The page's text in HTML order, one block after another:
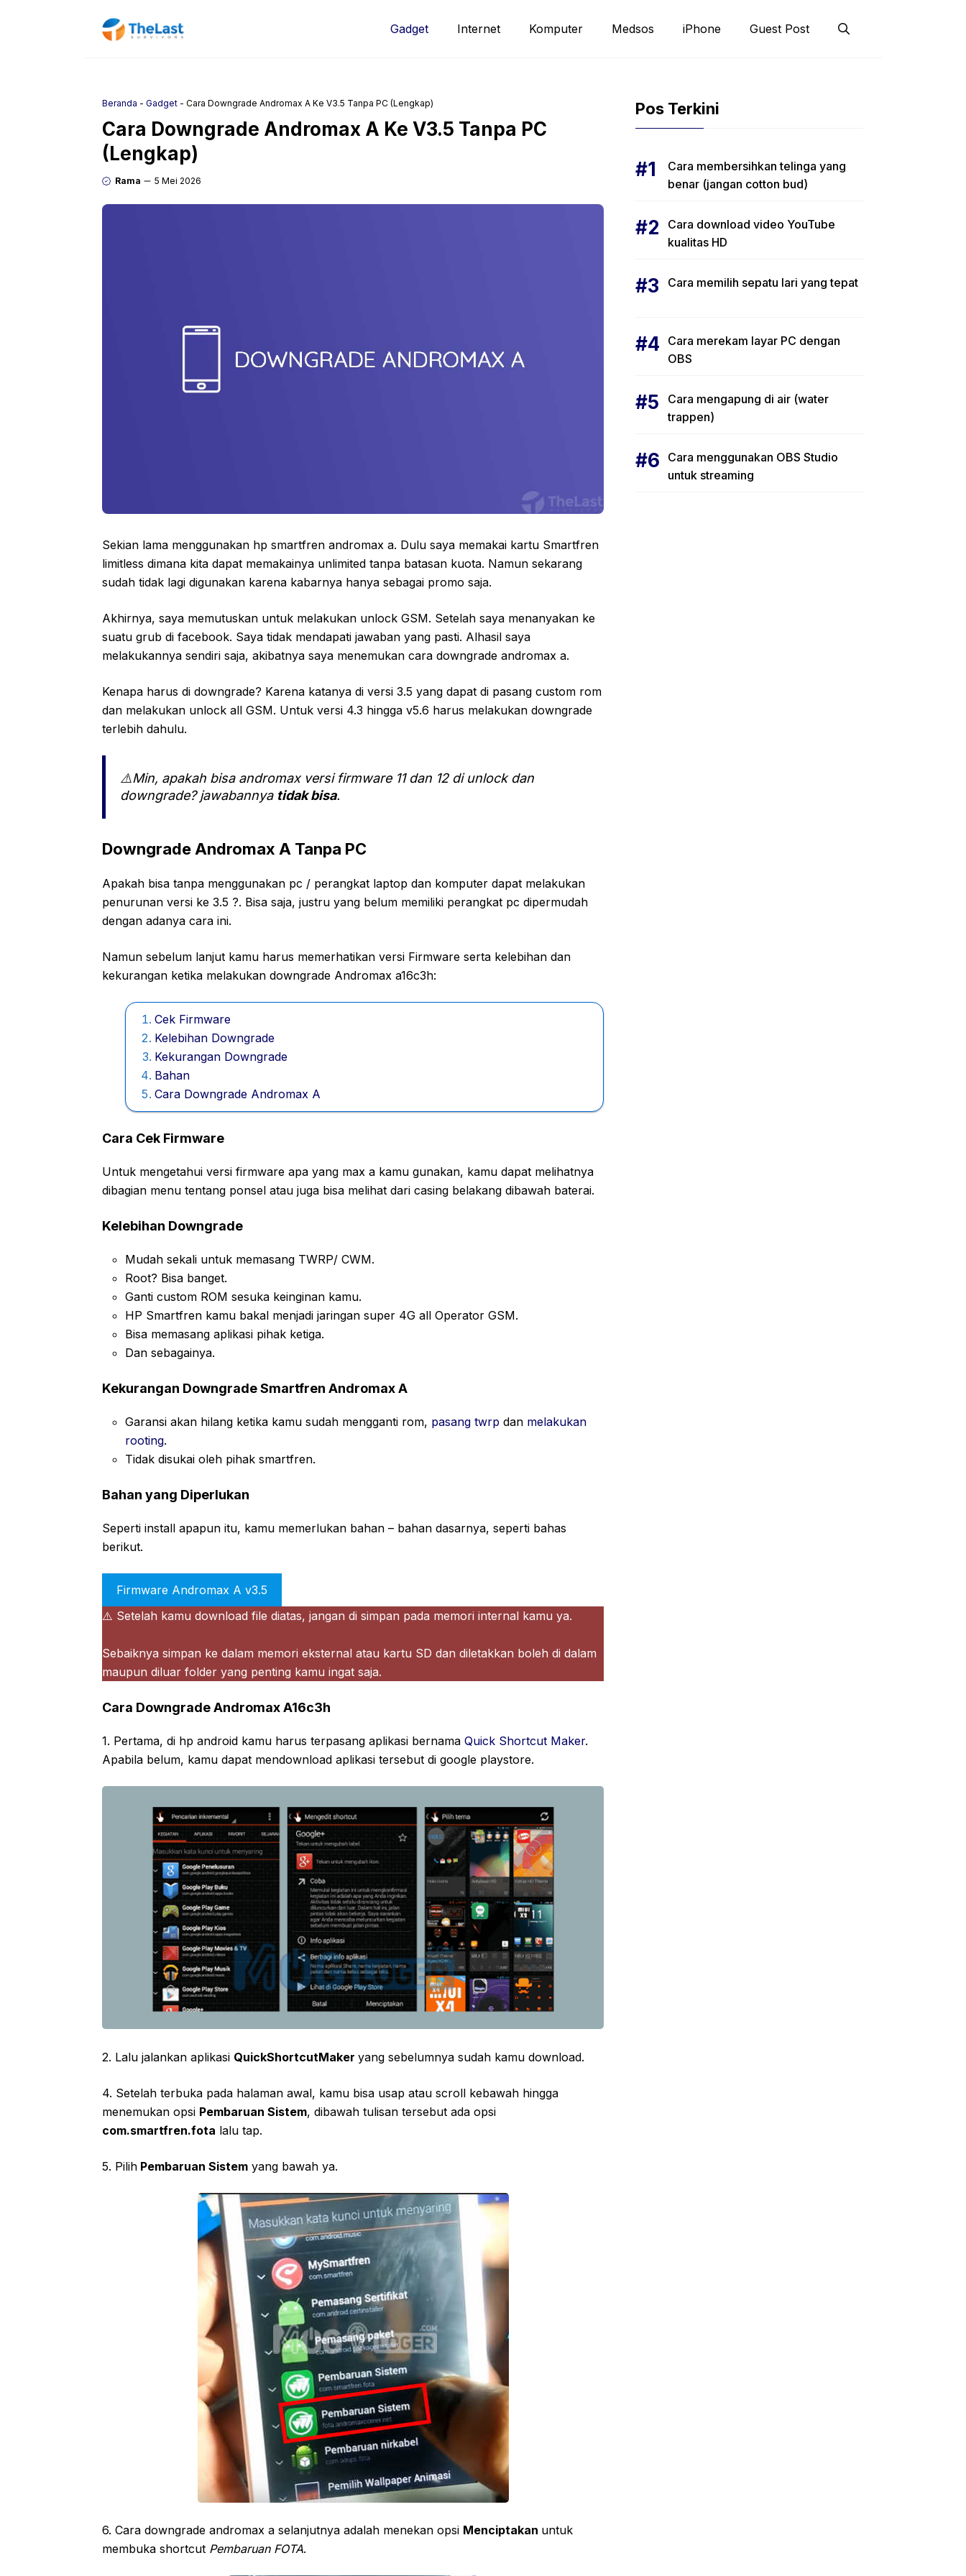
Gadget Internet Komputer Medsos iPhone Guest Post
Beranda - Gadget - Cara Downgrade Andromax A Ke V3.5 Tanpa PC (Lengkap)
Cara Downgrade Andromax A Ke V3.5 Tanpa PC
(Lengkap)
Rama 5 Mei 2026
Sekian lama menggunakan hp smartfren andromax a. Dulu saya memakai kartu Smartfren
limitless dimana kita dapat memakainya unlimited tanpa batasan kuota. Namun sekarang
sudah tidak lagi digunakan karena kabarnya hanya sebagai promo saja.
Akhirnya, saya memutuskan untuk melakukan unlock GSM. Setelah saya menanyakan ke
suatu grub di facebook. Saya tidak mendapati jawaban yang pasti. Alhasil saya
melakukannya sendiri saja, akibatnya saya menemukan cara downgrade andromax a.
Kenapa harus di downgrade? Karena katanya di versi 3.5 yang dapat di pasang custom rom
dan melakukan unlock all GSM. Untuk versi 4.3 hingga v5.6 harus melakukan downgrade
terlebih dahulu.
⚠️Min, apakah bisa andromax versi firmware 11 dan 12 di unlock dan
downgrade? jawabannya tidak bisa.
Downgrade Andromax A Tanpa PC
Apakah bisa tanpa menggunakan pc / perangkat laptop dan komputer dapat melakukan
penurunan versi ke 3.5 ?. Bisa saja, justru yang belum memiliki perangkat pc dipermudah
dengan adanya cara ini.
Namun sebelum lanjut kamu harus memerhatikan versi Firmware serta kelebihan dan
kekurangan ketika melakukan downgrade Andromax a16c3h:
Cek Firmware
Kelebihan Downgrade
Kekurangan Downgrade
Bahan
Cara Downgrade Andromax A
Cara Cek Firmware
Untuk mengetahui versi firmware apa yang max a kamu gunakan, kamu dapat melihatnya
dibagian menu tentang ponsel atau juga bisa melihat dari casing belakang dibawah baterai.
Kelebihan Downgrade
Mudah sekali untuk memasang TWRP/ CWM.
Root? Bisa banget.
Ganti custom ROM sesuka keinginan kamu.
HP Smartfren kamu bakal menjadi jaringan super 4G all Operator GSM.
Bisa memasang aplikasi pihak ketiga.
Dan sebagainya.
Kekurangan Downgrade Smartfren Andromax A
Garansi akan hilang ketika kamu sudah mengganti rom, pasang twrp dan melakukan
rooting.
Tidak disukai oleh pihak smartfren.
Bahan yang Diperlukan
Seperti install apapun itu, kamu memerlukan bahan – bahan dasarnya, seperti bahas
berikut.
Firmware Andromax A v3.5
⚠️ Setelah kamu download file diatas, jangan di simpan pada memori internal kamu ya.
Sebaiknya simpan ke dalam memori eksternal atau kartu SD dan diletakkan boleh di dalam
maupun diluar folder yang penting kamu ingat saja.
Cara Downgrade Andromax A16c3h
1. Pertama, di hp android kamu harus terpasang aplikasi bernama Quick Shortcut Maker.
Apabila belum, kamu dapat mendownload aplikasi tersebut di google playstore.
2. Lalu jalankan aplikasi QuickShortcutMaker yang sebelumnya sudah kamu download.
4. Setelah terbuka pada halaman awal, kamu bisa usap atau scroll kebawah hingga
menemukan opsi Pembaruan Sistem, dibawah tulisan tersebut ada opsi
com.smartfren.fota lalu tap.
5. Pilih Pembaruan Sistem yang bawah ya.
6. Cara downgrade andromax a selanjutnya adalah menekan opsi Menciptakan untuk
membuka shortcut Pembaruan FOTA.
Pos Terkini
Cara membersihkan telinga yang
benar (jangan cotton bud)
Cara download video YouTube
kualitas HD
Cara memilih sepatu lari yang tepat
Cara merekam layar PC dengan
OBS
Cara mengapung di air (water
trappen)
Cara menggunakan OBS Studio
untuk streaming